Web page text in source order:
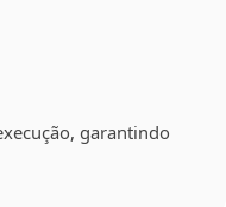
garantindo